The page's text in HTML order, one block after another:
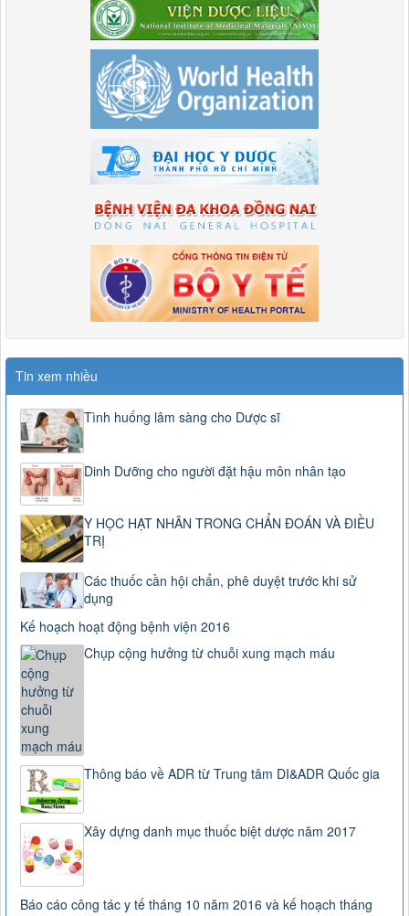
Tin xem nhiều
Tình huống lâm sàng cho Dược sĩ
Dinh Dưỡng cho người đặt hậu môn nhân tạo
Y HỌC HẠT NHÂN TRONG CHẨN ĐOÁN VÀ ĐIỀU
TRỊ
Các thuốc cần hội chẩn, phê duyệt trước khi sử
dụng
Kế hoạch hoạt động bệnh viện 2016
Chụp cộng hưởng từ chuỗi xung mạch máu
Thông báo về ADR từ Trung tâm DI&ADR Quốc gia
Xây dựng danh mục thuốc biệt dược năm 2017
Báo cáo công tác y tế tháng 10 năm 2016 và kế hoạch tháng